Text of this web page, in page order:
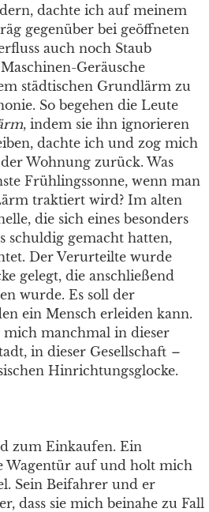
dachte ich auf meinem
gegenüber bei geöffneten
auch noch Staub
Geräusche
städtischen Grundlärm zu
So begehen die Leute
, indem sie ihn ignorieren
dachte ich und zog mich
Wohnung zurück. Was
Frühlingssonne, wenn man
traktiert wird? Im alten
die sich eines besonders
schuldig gemacht hatten,
Der Verurteilte wurde
gelegt, die anschließend
wurde. Es soll der
ein Mensch erleiden kann.
manchmal in dieser
in dieser Gesellschaft –
Hinrichtungsglocke.
zum Einkaufen. Ein
Wagentür auf und holt mich
Sein Beifahrer und er
dass sie mich beinahe zu Fall